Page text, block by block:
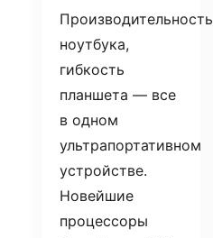
Производительность
ноутбука,
гибкость
планшета — все
в одном
ультрапортативном
устройстве.
Новейшие
процессоры